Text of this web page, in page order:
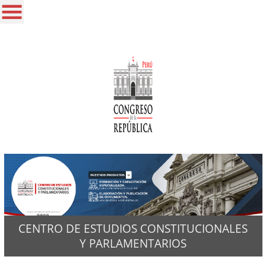
CENTRO DE ESTUDIOS CONSTITUCIONALES
Y PARLAMENTARIOS